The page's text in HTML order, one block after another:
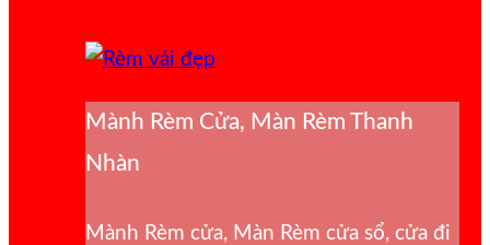
Mành Rèm Cửa, Màn Rèm Thanh
Nhàn
Mành Rèm cửa, Màn Rèm cửa sổ, cửa đi